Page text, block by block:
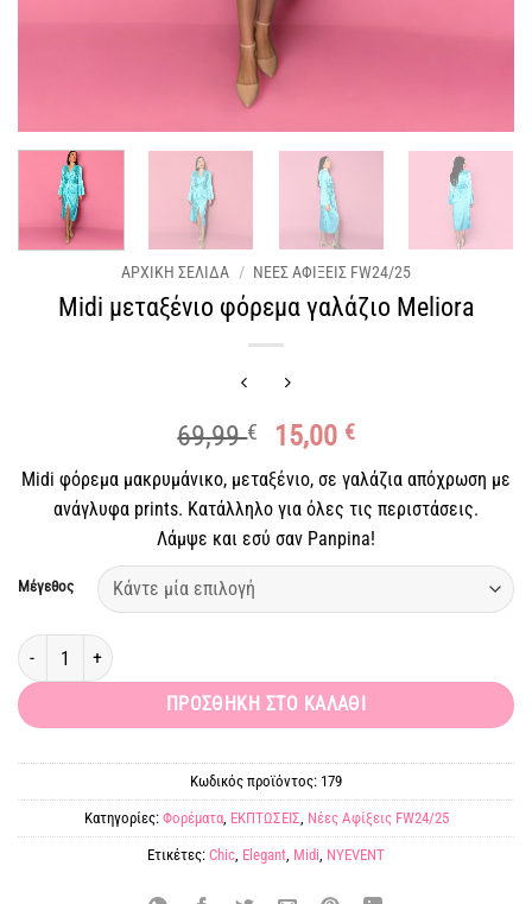
ΑΡΧΙΚΉ ΣΕΛΊΔΑ / ΝΈΕΣ ΑΦΊΞΕΙΣ FW24/25
Midi μεταξένιο φόρεμα γαλάζιο Meliora
69,99€
Original
price
was:
69,99 €.
15,00 €Η
τρέχουσα
τιμή
είναι:
15,00 €.
Midi φόρεμα μακρυμάνικο, μεταξένιο, σε γαλάζια απόχρωση με
ανάγλυφα prints. Κατάλληλο για όλες τις περιστάσεις.
Λάμψε και εσύ σαν Panpina!
Μέγεθος
Midi μεταξένιο φόρεμα γαλάζιο Meliora ποσότητα
ΠΡΟΣΘΉΚΗ ΣΤΟ ΚΑΛΆΘΙ
Κωδικός προϊόντος: 179
Κατηγορίες: Φορέματα, ΕΚΠΤΩΣΕΙΣ, Νέες Αφίξεις FW24/25
Ετικέτες: Chic, Elegant, Midi, NYEVENT